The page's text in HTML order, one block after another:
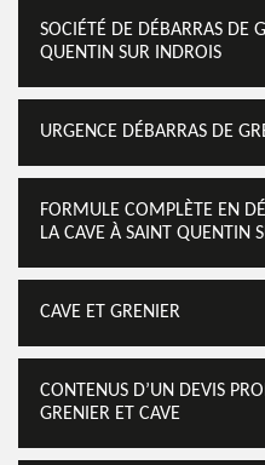
SOCIÉTÉ DE DÉBARRAS DE
QUENTIN SUR INDROIS
URGENCE DÉBARRAS DE
FORMULE COMPLÈTE EN
LA CAVE À SAINT QUENTIN
CAVE ET GRENIER
CONTENUS D’UN DEVIS
GRENIER ET CAVE